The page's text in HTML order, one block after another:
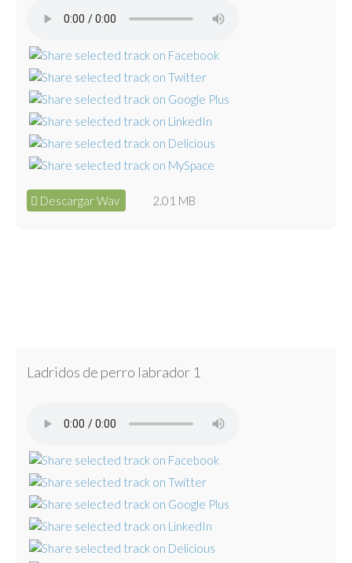
Descargar Wav 2.01 MB
Ladridos de perro labrador 1